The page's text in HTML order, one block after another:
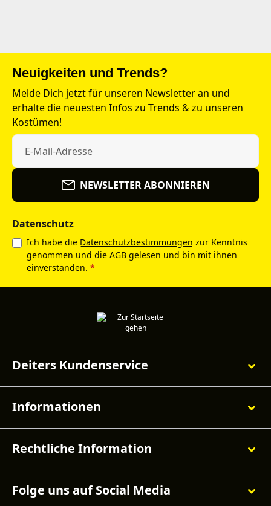
Neuigkeiten und Trends?
Melde Dich jetzt für unseren Newsletter an und
erhalte die neuesten Infos zu Trends & zu unseren
Kostümen!
NEWSLETTER ABONNIEREN
Datenschutz
Ich habe die Datenschutzbestimmungen zur Kenntnis
genommen und die AGB gelesen und bin mit ihnen
einverstanden. *
Deiters Kundenservice
Informationen
Rechtliche Information
Folge uns auf Social Media